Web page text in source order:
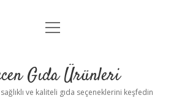
Anasayfa
Yasal Uyarı
menüyü
Gıda Ürünleri
ve kaliteli gıda seçeneklerini keşfedin